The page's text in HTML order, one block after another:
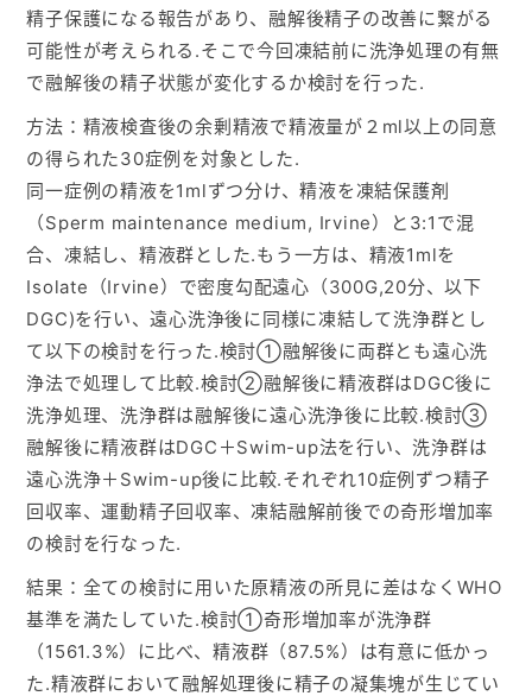
精子保護になる報告があり、融解後精子の改善に繋がる
可能性が考えられる.そこで今回凍結前に洗浄処理の有無
で融解後の精子状態が変化するか検討を行った.
方法：精液検査後の余剰精液で精液量が２ml以上の同意
の得られた30症例を対象とした.
同一症例の精液を1mlずつ分け、精液を凍結保護剤
（Sperm maintenance medium, Irvine）と3:1で混
合、凍結し、精液群とした.もう一方は、精液1mlを
Isolate（Irvine）で密度勾配遠心（300G,20分、以下
DGC)を行い、遠心洗浄後に同様に凍結して洗浄群とし
て以下の検討を行った.検討①融解後に両群とも遠心洗
浄法で処理して比較.検討②融解後に精液群はDGC後に
洗浄処理、洗浄群は融解後に遠心洗浄後に比較.検討③
融解後に精液群はDGC＋Swim-up法を行い、洗浄群は
遠心洗浄＋Swim-up後に比較.それぞれ10症例ずつ精子
回収率、運動精子回収率、凍結融解前後での奇形増加率
の検討を行なった.
結果：全ての検討に用いた原精液の所見に差はなくWHO
基準を満たしていた.検討①奇形増加率が洗浄群
（1561.3%）に比べ、精液群（87.5%）は有意に低かっ
た.精液群において融解処理後に精子の凝集塊が生じてい